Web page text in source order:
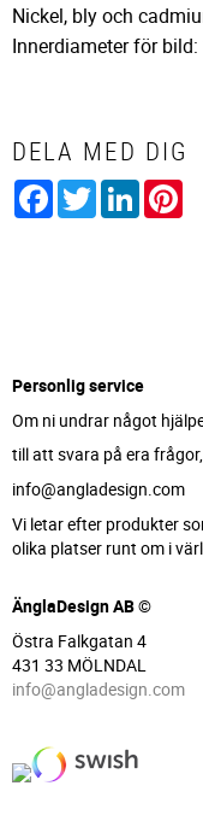
Nickel, bly och
Innerdiameter för
DELA MED DIG
Facebook
TwitterLinkedIn
Personlig service
Om ni undrar något
till att svara på era
info@angladesign.com
Vi letar efter produkter
olika platser runt om i
ÄnglaDesign AB ©
Östra Falkgatan 4
431 33 MÖLNDAL
info@angladesign.com